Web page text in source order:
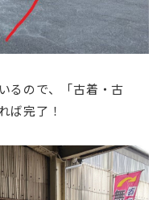
るので、「古着・古
ば完了！